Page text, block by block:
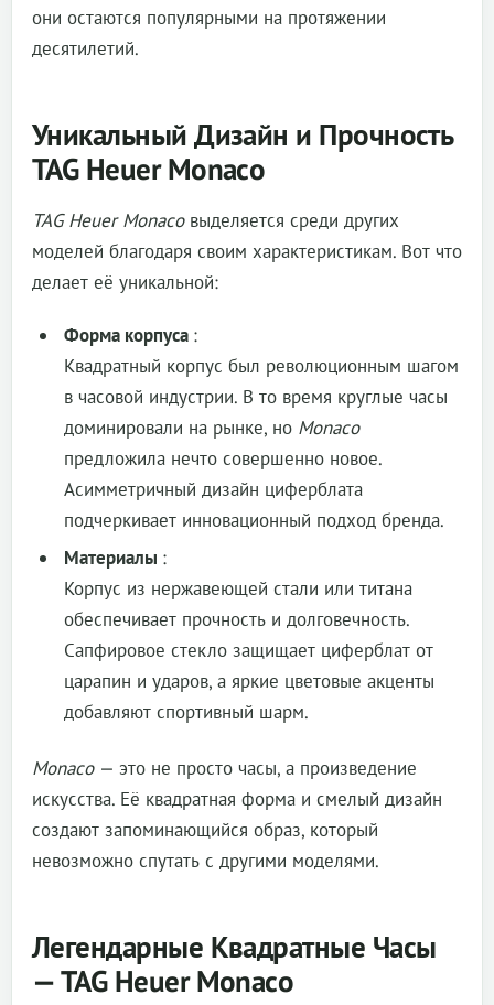
они остаются популярными на протяжении
десятилетий.
Уникальный Дизайн и Прочность
TAG Heuer Monaco
TAG Heuer Monaco выделяется среди других
моделей благодаря своим характеристикам. Вот что
делает её уникальной:
Форма корпуса :
Квадратный корпус был революционным шагом
в часовой индустрии. В то время круглые часы
доминировали на рынке, но Monaco
предложила нечто совершенно новое.
Асимметричный дизайн циферблата
подчеркивает инновационный подход бренда.
Материалы :
Корпус из нержавеющей стали или титана
обеспечивает прочность и долговечность.
Сапфировое стекло защищает циферблат от
царапин и ударов, а яркие цветовые акценты
добавляют спортивный шарм.
Monaco — это не просто часы, а произведение
искусства. Её квадратная форма и смелый дизайн
создают запоминающийся образ, который
невозможно спутать с другими моделями.
Легендарные Квадратные Часы
— TAG Heuer Monaco